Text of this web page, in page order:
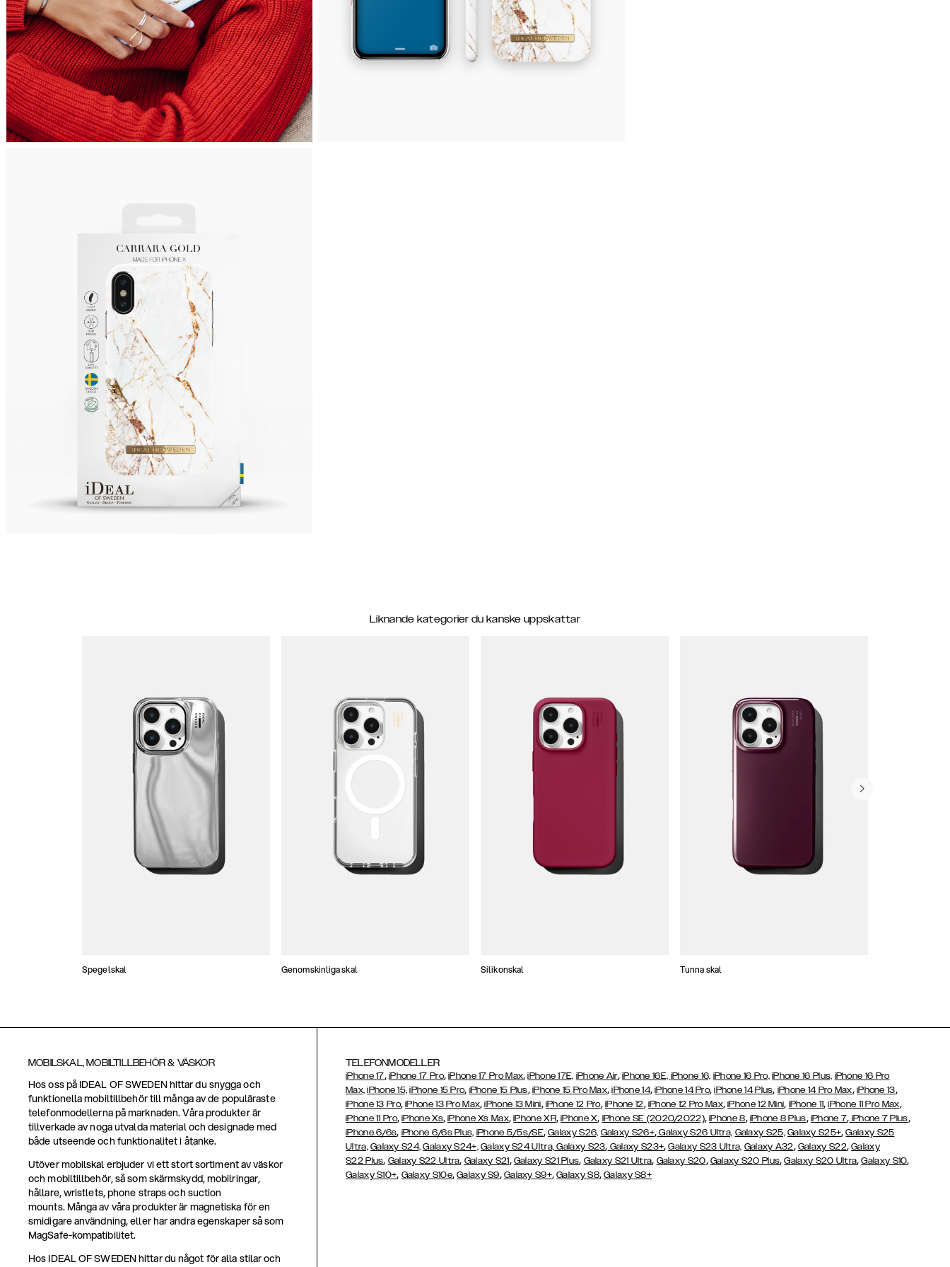
Liknande kategorier du kanske uppskattar
Spegelskal Genomskinliga skal Silikonskal Tunna skal
MOBILSKAL, MOBILTILLBEHÖR & VÄSKOR
Hos oss på IDEAL OF SWEDEN hittar du snygga och
funktionella mobiltillbehör till många av de populäraste
telefonmodellerna på marknaden. Våra produkter är
tillverkade av noga utvalda material och designade med
både utseende och funktionalitet i åtanke.
Utöver mobilskal erbjuder vi ett stort sortiment av väskor
och mobiltillbehör, så som skärmskydd, mobilringar,
hållare, wristlets, phone straps och suction
mounts. Många av våra produkter är magnetiska för en
smidigare användning, eller har andra egenskaper så som
MagSafe-kompatibilitet.
Hos IDEAL OF SWEDEN hittar du något för alla stilar och
TELEFONMODELLER
iPhone 17, iPhone 17 Pro,iPhone 17 Pro Max,iPhone 17E, iPhone Air, iPhone 16E, iPhone 16, iPhone 16 Pro, iPhone 16 Plus, iPhone 16 Pro
Max, iPhone 15, iPhone 15 Pro, iPhone 15 Plus, iPhone 15 Pro Max,iPhone 14,iPhone 14 Pro,iPhone 14 Plus, iPhone 14 Pro Max, iPhone 13,
iPhone 13 Pro,iPhone 13 Pro Max,iPhone 13 Mini, iPhone 12 Pro, iPhone 12, iPhone 12 Pro Max,iPhone 12 Mini, iPhone 11,iPhone 11 Pro Max,
iPhone 11 Pro,iPhone Xs,iPhone Xs Max,iPhone XR,iPhone X, iPhone SE (2020/2022),iPhone 8, iPhone 8 Plus, iPhone 7, iPhone 7 Plus,
iPhone 6/6s, iPhone 6/6s Plus, iPhone 5/5s/SE,Galaxy S26, Galaxy S26+,Galaxy S26 Ultra, Galaxy S25, Galaxy S25+,Galaxy S25
Ultra, Galaxy S24, Galaxy S24+, Galaxy S24 Ultra, Galaxy S23, Galaxy S23+,Galaxy S23 Ultra, Galaxy A32, Galaxy S22,Galaxy
S22 Plus, Galaxy S22 Ultra, Galaxy S21, Galaxy S21 Plus, Galaxy S21 Ultra, Galaxy S20, Galaxy S20 Plus,Galaxy S20 Ultra,Galaxy S10,
Galaxy S10+, Galaxy S10e,Galaxy S9, Galaxy S9+,Galaxy S8,Galaxy S8+